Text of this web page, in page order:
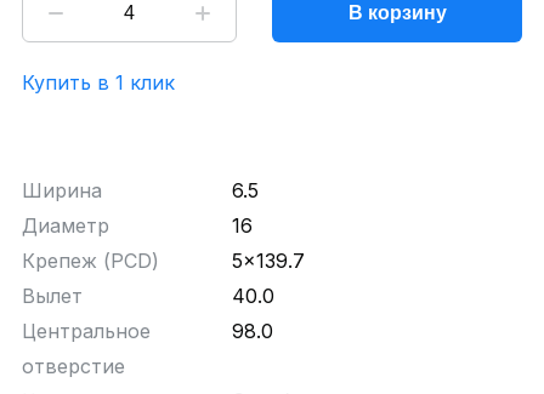
В корзину
Купить в 1 клик
Ширина
6.5
Диаметр
16
Крепеж (PCD)
5x139.7
Вылет
40.0
Центральное
отверстие
98.0